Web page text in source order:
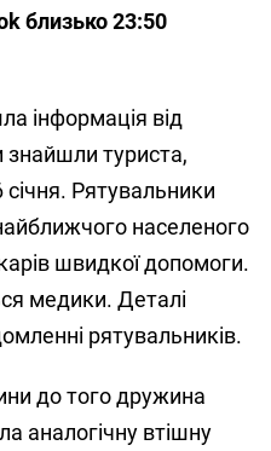
близько 23:50
інформація від
знайшли туриста,
Рятувальники
населеного
швидкої допомоги.
медики. Деталі
рятувальників.
до того дружина
аналогічну втішну